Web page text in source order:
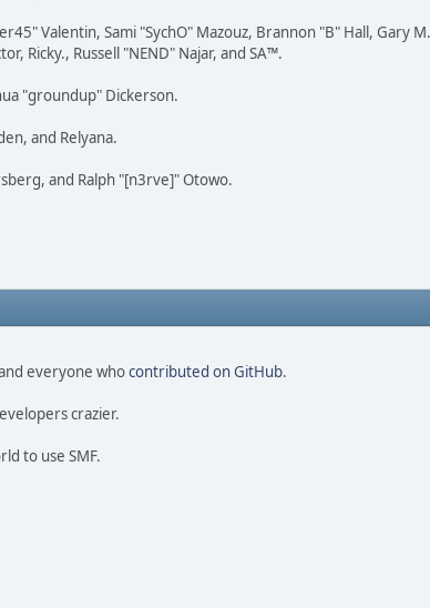
Valentin, Sami "SychO" Mazouz, Brannon "B" Hall, Gary
Ricky., Russell "NEND" Najar, and SA™.
"groundup" Dickerson.
and Relyana.
and Ralph "[n3rve]" Otowo.
everyone whocontributed on GitHub.
crazier.
to use SMF.